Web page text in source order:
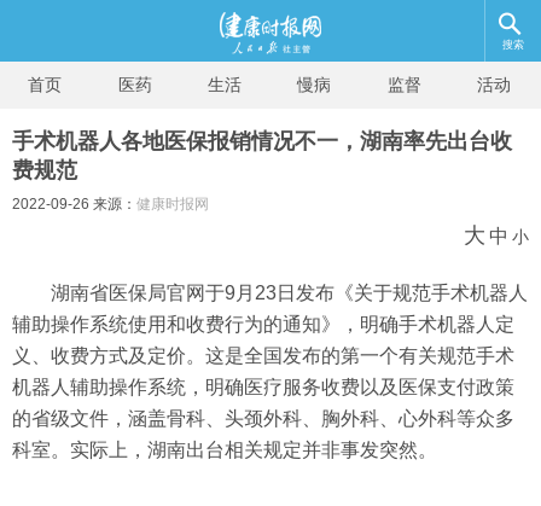
搜索
首页 医药 生活 慢病 监督 活动
手术机器人各地医保报销情况不一，湖南率先出台收
费规范
2022-09-26 来源： 健康时报网
大 中 小
湖南省医保局官网于9月23日发布《关于规范手术机器人
辅助操作系统使用和收费行为的通知》，明确手术机器人定
义、收费方式及定价。这是全国发布的第一个有关规范手术
机器人辅助操作系统，明确医疗服务收费以及医保支付政策
的省级文件，涵盖骨科、头颈外科、胸外科、心外科等众多
科室。实际上，湖南出台相关规定并非事发突然。